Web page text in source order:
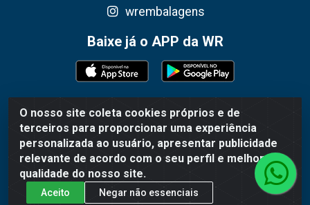
O nosso site coleta cookies próprios e de
terceiros para proporcionar uma experiência
personalizada ao usuário, apresentar publicidade
relevante de acordo com o seu perfil e melhorar a
qualidade do nosso site.
Aceito Negar não essenciais
wrembalagens
Baixe já o APP da WR
WR Embalagens - R. Cel. Teodoro Gomes de Araújo, 1360 -
Grogotó - Barbacena / MG - CEP 36202-628 - CNPJ
02.692.206/0001-55